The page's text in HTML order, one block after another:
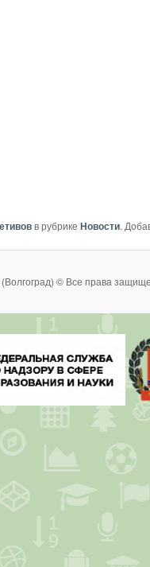
в рубрике Новости.
© Все права